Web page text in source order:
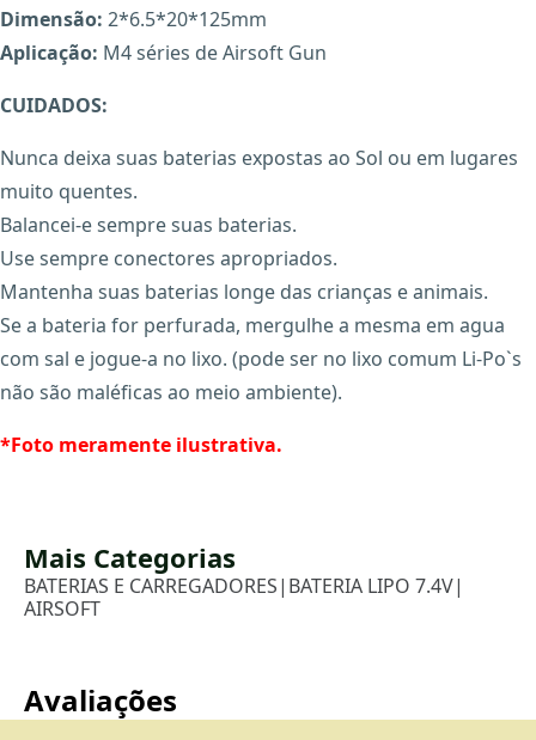
Dimensão: 2*6.5*20*125mm
Aplicação: M4 séries de Airsoft Gun
CUIDADOS:
Nunca deixa suas baterias expostas ao Sol ou em lugares
muito quentes.
Balancei-e sempre suas baterias.
Use sempre conectores apropriados.
Mantenha suas baterias longe das crianças e animais.
Se a bateria for perfurada, mergulhe a mesma em agua
com sal e jogue-a no lixo. (pode ser no lixo comum Li-Po`s
não são maléficas ao meio ambiente).
*Foto meramente ilustrativa.
Mais Categorias
BATERIAS E CARREGADORES| BATERIA LIPO 7.4V|
AIRSOFT
Avaliações